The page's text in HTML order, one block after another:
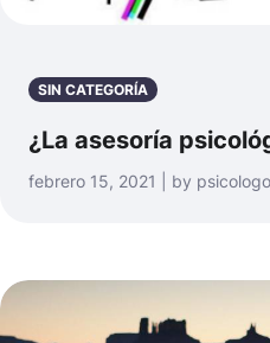
SIN CATEGORÍA
¿La asesoría
febrero 15, 2021 | by